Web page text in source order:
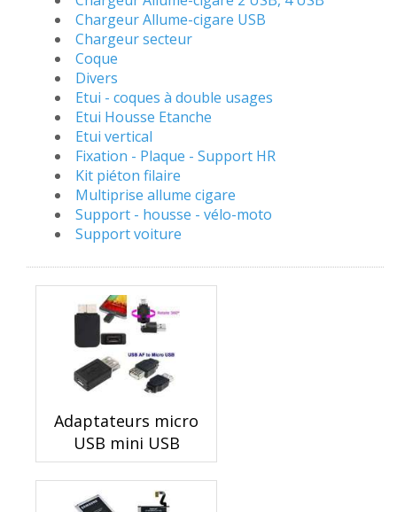
Chargeur Allume-cigare USB
Chargeur secteur
Coque
Divers
Etui - coques à double usages
Etui Housse Etanche
Etui vertical
Fixation - Plaque - Support HR
Kit piéton filaire
Multiprise allume cigare
Support - housse - vélo-moto
Support voiture
Adaptateurs micro
USB mini USB